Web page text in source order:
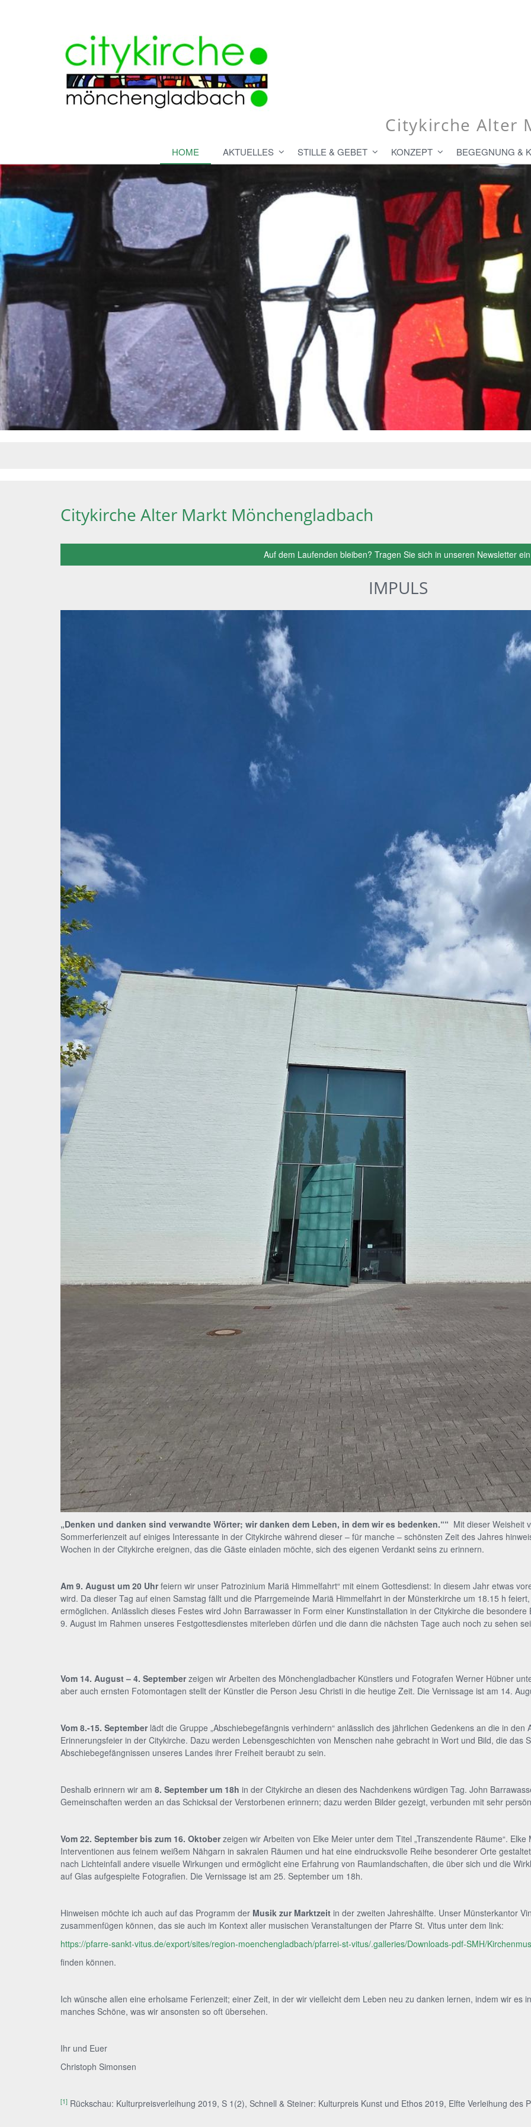
Citykirche Alter
HOME AKTUELLES STILLE & GEBET KONZEPT BEGEGNUNG &
Citykirche Alter Markt Mönchengladbach
Auf dem Laufenden bleiben? Tragen Sie sich in unseren Newsletter
IMPULS
„Denken und danken sind verwandte Wörter; wir danken dem Leben, in dem wir es bedenken.““ Mit dieser Weisheit
Sommerferienzeit auf einiges Interessante in der Citykirche während dieser – für manche – schönsten Zeit des Jahres
Wochen in der Citykirche ereignen, das die Gäste einladen möchte, sich des eigenen Verdankt seins zu erinnern.
Am 9. August um 20 Uhrfeiern wir unser Patrozinium Mariä Himmelfahrt“ mit einem Gottesdienst: In diesem Jahr etwas
wird. Da dieser Tag auf einen Samstag fällt und die Pfarrgemeinde Mariä Himmelfahrt in der Münsterkirche um 18.15 h
ermöglichen. Anlässlich dieses Festes wird John Barrawasser in Form einer Kunstinstallation in der Citykirche die
9. August im Rahmen unseres Festgottesdienstes miterleben dürfen und die dann die nächsten Tage auch noch zu sehen
Vom 14. August – 4. Septemberzeigen wir Arbeiten des Mönchengladbacher Künstlers und Fotografen Werner Hübner
aber auch ernsten Fotomontagen stellt der Künstler die Person Jesu Christi in die heutige Zeit. Die Vernissage ist am 14.
Vom 8.-15. Septemberlädt die Gruppe „Abschiebegefängnis verhindern“ anlässlich des jährlichen Gedenkens an die in den
Erinnerungsfeier in der Citykirche. Dazu werden Lebensgeschichten von Menschen nahe gebracht in Wort und Bild, die das
Abschiebegefängnissen unseres Landes ihrer Freiheit beraubt zu sein.
Deshalb erinnern wir am 8. September um 18h in der Citykirche an diesen des Nachdenkens würdigen Tag. John
Gemeinschaften werden an das Schicksal der Verstorbenen erinnern; dazu werden Bilder gezeigt, verbunden mit sehr
Vom 22. September bis zum 16. Oktoberzeigen wir Arbeiten von Elke Meier unter dem Titel „Transzendente Räume“.
Interventionen aus feinem weißem Nähgarn in sakralen Räumen und hat eine eindrucksvolle Reihe besonderer Orte
nach Lichteinfall andere visuelle Wirkungen und ermöglicht eine Erfahrung von Raumlandschaften, die über sich und die
auf Glas aufgespielte Fotografien. Die Vernissage ist am 25. September um 18h.
Hinweisen möchte ich auch auf das Programm der Musik zur Marktzeit in der zweiten Jahreshälfte. Unser Münsterkantor
zusammenfügen können, das sie auch im Kontext aller musischen Veranstaltungen der Pfarre St. Vitus unter dem link:
https://pfarre-sankt-vitus.de/export/sites/region-moenchengladbach/pfarrei-st-vitus/.galleries/Downloads-pdf-SMH/
finden können.
Ich wünsche allen eine erholsame Ferienzeit; einer Zeit, in der wir vielleicht dem Leben neu zu danken lernen, indem wir es
manches Schöne, was wir ansonsten so oft übersehen.
Ihr und Euer
Christoph Simonsen
[1] Rückschau: Kulturpreisverleihung 2019, S 1(2), Schnell & Steiner: Kulturpreis Kunst und Ethos 2019, Elfte Verleihung des